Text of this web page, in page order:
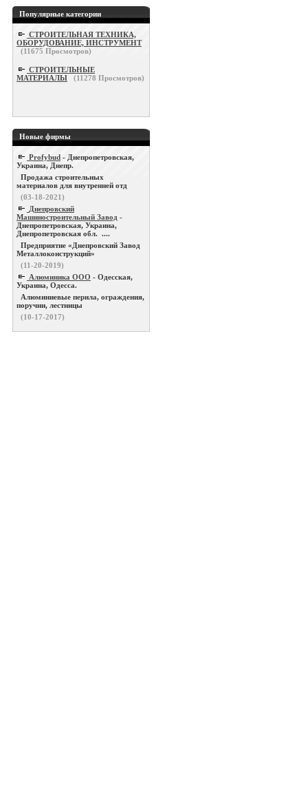
Популярные категории
СТРОИТЕЛЬНАЯ ТЕХНИКА,
ОБОРУДОВАНИЕ, ИНСТРУМЕНТ
(11675 Просмотров)
СТРОИТЕЛЬНЫЕ
МАТЕРИАЛЫ
(11278 Просмотров)
Новые фирмы
Profybud - Днепропетровская,
Украина, Днепр.
Продажа строительных
материалов для внутренней отд
(03-18-2021)
Днепровский
Машиностроительный Завод -
Днепропетровская, Украина,
Днепропетровская обл. ....
Предприятие «Днепровский Завод
Металлоконструкций»
(11-20-2019)
Алюминика ООО - Одесская,
Украина, Одесса.
Алюминиевые перила, ограждения,
поручни, лестницы
(10-17-2017)